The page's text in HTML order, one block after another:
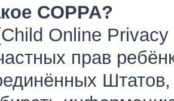
COPPA?
Online
прав